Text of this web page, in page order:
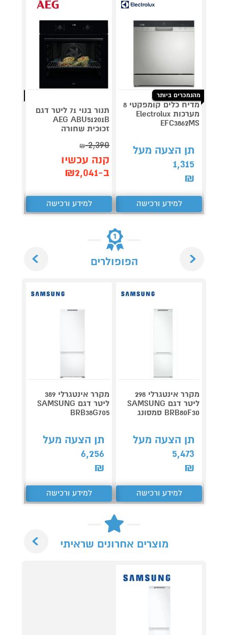
מהנמכרים ביותר
מדיח כלים קומפקטי 8
מערכות Electrolux
EFC3862MS
תן הצעה מעל
1,315
₪
למידע ורכישה
תנור בנוי 71 ליטר דגם
AEG ABU51201B
זכוכית שחורה
2,390
₪
קנה עכשיו
ב-₪2,041
למידע ורכישה
הפופולרים
מקרר אינטגרלי 298
ליטר דגם SAMSUNG
BRB80F30 סמסונג
תן הצעה מעל
5,473
₪
למידע ורכישה
מקרר אינטגרלי 389
ליטר דגם SAMSUNG
BRB38G705
תן הצעה מעל
6,256
₪
למידע ורכישה
מוצרים אחרונים שראיתי